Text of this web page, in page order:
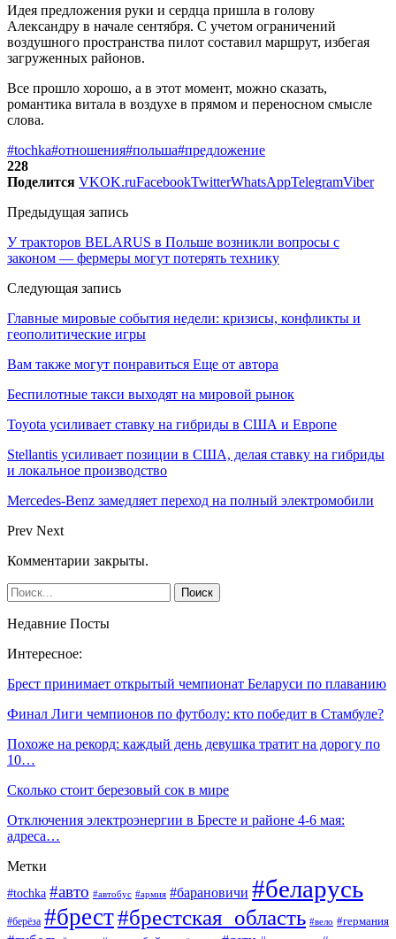
Идея предложения руки и сердца пришла в голову
Александру в начале сентября. С учетом ограничений
воздушного пространства пилот составил маршрут, избегая
загруженных районов.
Все прошло хорошо, а в этот момент, можно сказать,
романтика витала в воздухе в прямом и переносном смысле
слова.
#tochka#отношения#польша#предложение
228
Поделится VKOK.ruFacebookTwitterWhatsAppTelegramViber
Предыдущая запись
У тракторов BELARUS в Польше возникли вопросы с
законом — фермеры могут потерять технику
Следующая запись
Главные мировые события недели: кризисы, конфликты и
геополитические игры
Вам также могут понравиться Еще от автора
Беспилотные такси выходят на мировой рынок
Toyota усиливает ставку на гибриды в США и Европе
Stellantis усиливает позиции в США, делая ставку на гибриды
и локальное производство
Mercedes-Benz замедляет переход на полный электромобили
Prev Next
Комментарии закрыты.
Недавние Посты
Интересное:
Брест принимает открытый чемпионат Беларуси по плаванию
Финал Лиги чемпионов по футболу: кто победит в Стамбуле?
Похоже на рекорд: каждый день девушка тратит на дорогу по
10…
Сколько стоит березовый сок в мире
Отключения электроэнергии в Бресте и районе 4-6 мая:
адреса…
Метки
#tochka #авто #автобус #армия #барановичи #беларусь
#берёза #брест#брестская_область #вело #германия